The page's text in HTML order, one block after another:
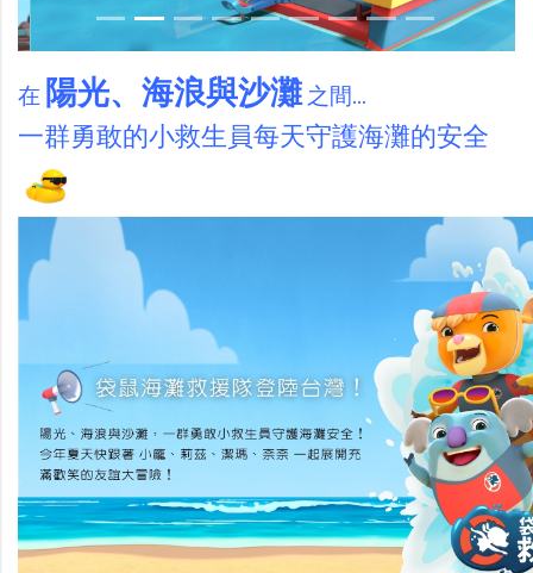
在 陽光、海浪與沙灘 之間...
一群勇敢的小救生員每天守護海灘的安全